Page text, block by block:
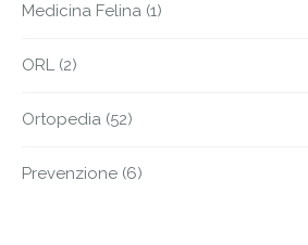
Medicina Felina (1)
ORL (2)
Ortopedia (52)
Prevenzione (6)